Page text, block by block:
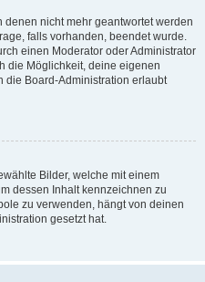
nicht mehr geantwortet werden
falls vorhanden, beendet wurde.
einen Moderator oder Administrator
die Möglichkeit, deine eigenen
die Board-Administration erlaubt
Bilder, welche mit einem
dessen Inhalt kennzeichnen zu
zu verwenden, hängt von deinen
gesetzt hat.